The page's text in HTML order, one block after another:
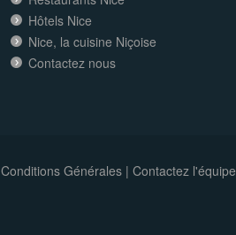
Hôtels Nice
Nice, la cuisine Niçoise
Contactez nous
Conditions Générales| Contactez l'équipe